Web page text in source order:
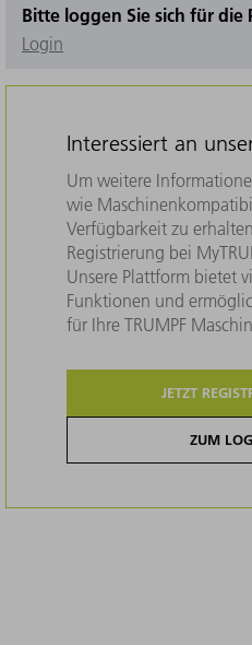
Bitte loggen Sie sich für die
Login
Interessiert an
Um weitere
wie
Verfügbarkeit zu
Registrierung bei
Unsere Plattform bietet
Funktionen und
für Ihre TRUMPF
JETZT
ZUM